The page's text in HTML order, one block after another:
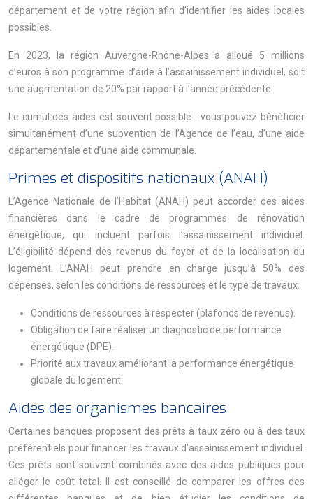
département et de votre région afin d’identifier les aides locales
possibles.
En 2023, la région Auvergne-Rhône-Alpes a alloué 5 millions
d’euros à son programme d’aide à l’assainissement individuel, soit
une augmentation de 20% par rapport à l’année précédente.
Le cumul des aides est souvent possible : vous pouvez bénéficier
simultanément d’une subvention de l’Agence de l’eau, d’une aide
départementale et d’une aide communale.
Primes et dispositifs nationaux (ANAH)
L’Agence Nationale de l’Habitat (ANAH) peut accorder des aides
financières dans le cadre de programmes de rénovation
énergétique, qui incluent parfois l’assainissement individuel.
L’éligibilité dépend des revenus du foyer et de la localisation du
logement. L’ANAH peut prendre en charge jusqu’à 50% des
dépenses, selon les conditions de ressources et le type de travaux.
Conditions de ressources à respecter (plafonds de revenus).
Obligation de faire réaliser un diagnostic de performance
énergétique (DPE).
Priorité aux travaux améliorant la performance énergétique
globale du logement.
Aides des organismes bancaires
Certaines banques proposent des prêts à taux zéro ou à des taux
préférentiels pour financer les travaux d’assainissement individuel.
Ces prêts sont souvent combinés avec des aides publiques pour
alléger le coût total. Il est conseillé de comparer les offres des